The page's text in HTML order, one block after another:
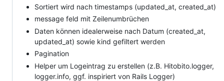
Sortiert wird nach timestamps (updated_at, created_at)
message feld mit Zeilenumbrüchen
Daten können idealerweise nach Datum (created_at,
updated_at) sowie kind gefiltert werden
Pagination
Helper um Logeintrag zu erstellen (z.B. Hitobito.logger,
logger.info, ggf. inspiriert von Rails Logger)